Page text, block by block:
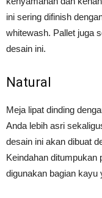
ini sering difinish
whitewash. Pallet juga
desain ini.
Natural
Meja lipat dinding
Anda lebih asri
desain ini akan dibuat
Keindahan ditumpukan
digunakan bagian kayu